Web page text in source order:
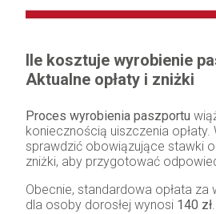
Ile kosztuje wyrobienie
Aktualne opłaty i zniżki
Proces wyrobienia paszportu
koniecznością uiszczenia opłaty.
sprawdzić obowiązujące stawki
zniżki, aby przygotować
Obecnie, standardowa opłata za
dla osoby dorosłej wynosi 140 zł.